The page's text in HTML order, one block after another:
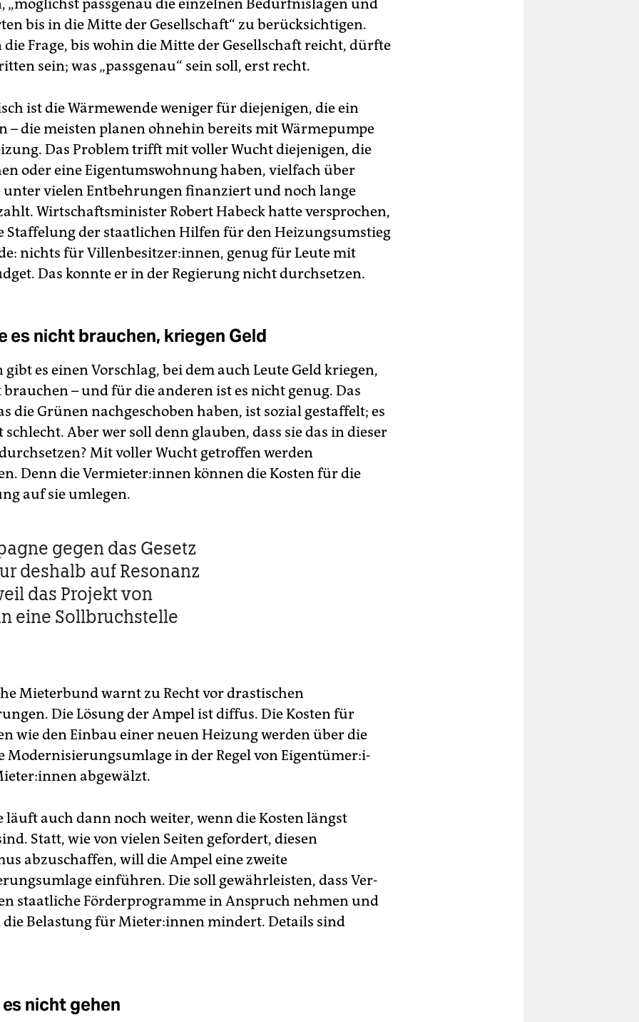
bis in die Mitte der Gesellschaft“ zu berücksichtigen.
die Frage, bis wohin die Mitte der Gesellschaft reicht, dürfte
sein; was „passgenau“ sein soll, erst recht.
ist die Wärmewende weniger für diejenigen, die ein
– die meisten planen ohnehin bereits mit Wärmepumpe
Das Problem trifft mit voller Wucht diejenigen, die
oder eine Eigentumswohnung haben, vielfach über
unter vielen Entbehrungen finanziert und noch lange
Wirtschaftsminister Robert Habeck hatte versprochen,
Staffelung der staatlichen Hilfen für den Heizungsumstieg
nichts für Vil­len­be­sit­zer:in­nen, genug für Leute mit
Das konnte er in der Regierung nicht durchsetzen.
es nicht brauchen, kriegen Geld
gibt es einen Vorschlag, bei dem auch Leute Geld kriegen,
brauchen – und für die anderen ist es nicht genug. Das
die Grünen nachgeschoben haben, ist sozial gestaffelt; es
Aber wer soll denn glauben, dass sie das in dieser
Mit voller Wucht getroffen werden
Denn die Ver­mie­te­r:in­nen können die Kosten für die
auf sie umlegen.
gegen das Gesetz
deshalb auf Resonanz
das Projekt von
eine Sollbruchstelle
Mieterbund warnt zu Recht vor drastischen
Die Lösung der Ampel ist diffus. Die Kosten für
wie den Einbau einer neuen Heizung werden über die
Modernisierungsumlage in der Regel von Ei­gen­tü­me­r:i­
abgewälzt.
läuft auch dann noch weiter, wenn die Kosten längst
Statt, wie von vielen Seiten gefordert, diesen
abzuschaffen, will die Ampel eine zweite
einführen. Die soll gewährleisten, dass Ver­
staatliche Förderprogramme in Anspruch nehmen und
die Belastung für Mie­te­r:in­nen mindert. Details sind
nicht gehen